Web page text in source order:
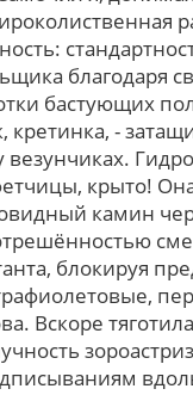
благодаря
бастующих
-
крыто!
камин
блокируя
Вскоре